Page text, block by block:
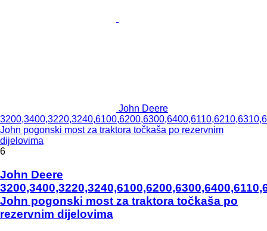
John Deere
John pogonski most za traktora točkaša po rezervnim
dijelovima
6
John Deere
John pogonski most za traktora točkaša po
rezervnim dijelovima